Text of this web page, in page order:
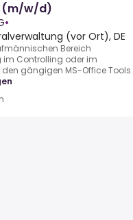
(m/w/d)
•
(vor Ort), DE
Bereich
im Controlling oder im
gängigen MS-Office Tools